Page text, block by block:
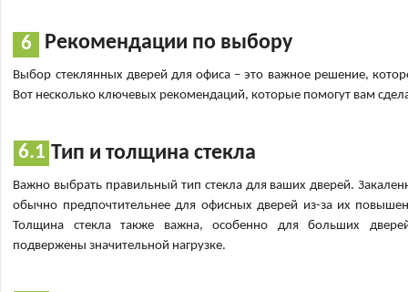
Рекомендации по выбору
Выбор стеклянных дверей для офиса – это важное решение,
Вот несколько ключевых рекомендаций, которые помогут вам
Тип и толщина стекла
Важно выбрать правильный тип стекла для ваших дверей.
обычно предпочтительнее для офисных дверей из-за их
Толщина стекла также важна, особенно для больших
подвержены значительной нагрузке.